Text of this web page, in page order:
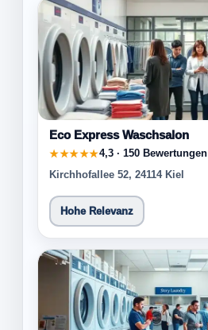
Eco Express Waschsalon
★★★★★4,3 · 150 Bewertungen
Kirchhofallee 52, 24114 Kiel
Hohe Relevanz